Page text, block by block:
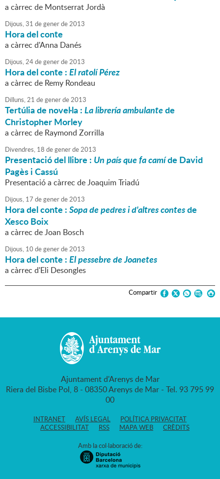
a càrrec de Montserrat Jordà
Dijous,31 degenerde2013
Hora del conte
a càrrec d'Anna Danés
Dijous,24degenerde2013
Hora del conte :El ratolí Pérez
a càrrec de Remy Rondeau
Dilluns,21 degenerde2013
Tertúlia de novel·la :La librería ambulantede
Christopher Morley
a càrrec de Raymond Zorrilla
Divendres, 18 degenerde2013
Presentació del llibre : Un país que fa camíde David
Pagès i Cassú
Presentació a càrrec de Joaquim Triadú
Dijous, 17 degenerde2013
Hora del conte :Sopa de pedres i d'altres contesde
Xesco Boix
a càrrec de Joan Bosch
Dijous, 10 degenerde2013
Hora del conte :El pessebre de Joanetes
a càrrec d'Eli Desongles
Compartir
Ajuntament d'Arenys de Mar
Riera del Bisbe Pol, 8 - 08350 Arenys de Mar - Tel. 93 795 99
00
INTRANET AVÍS LEGAL
POLÍTICA PRIVACITAT
ACCESSIBILITAT
RSS MAPA WEB CRÈDITS
Amb la col·laboració de: